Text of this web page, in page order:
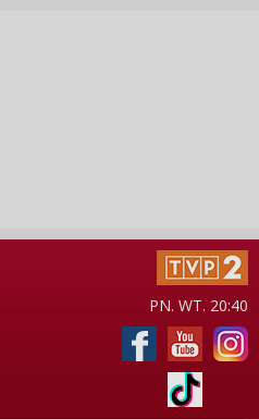
PN. WT. 20:40